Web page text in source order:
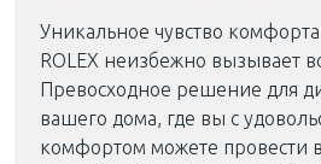
Уникальное чувство
ROLEX неизбежно вызывает
Превосходное решение для
вашего дома, где вы с
комфортом можете провести